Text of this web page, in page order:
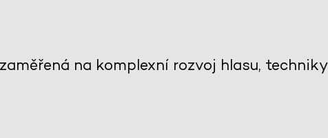
na komplexní rozvoj hlasu, techniky